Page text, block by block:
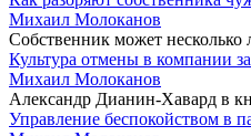
Михаил Молоканов
Собственник может несколько
Культура отмены в компании
Михаил Молоканов
Александр Дианин-Хавард в
Управление беспокойством в